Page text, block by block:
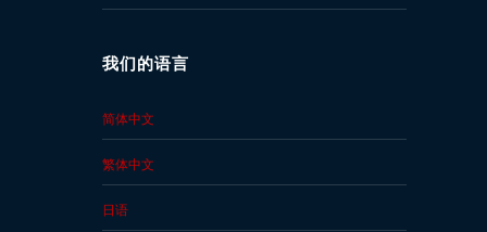
我们的语言
简体中文
繁体中文
日语